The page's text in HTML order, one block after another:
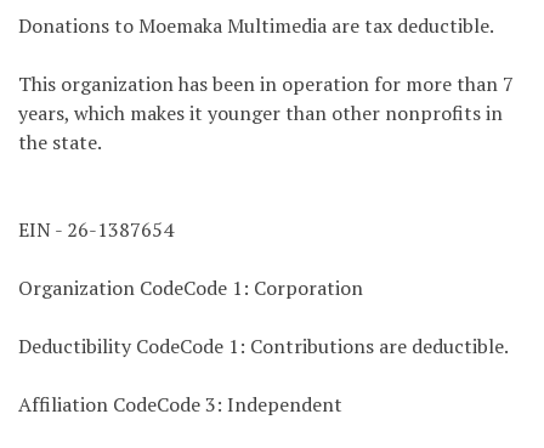
Donations to Moemaka Multimedia are tax deductible.
This organization has been in operation for more than 7
years, which makes it younger than other nonprofits in
the state.
EIN - 26-1387654
Organization CodeCode 1: Corporation
Deductibility CodeCode 1: Contributions are deductible.
Affiliation CodeCode 3: Independent